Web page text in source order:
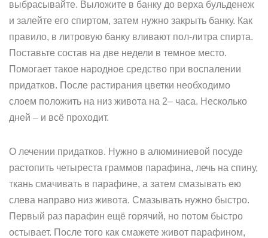
выбрасывайте. Выложите в банку до верха бульденеж
и залейте его спиртом, затем нужно закрыть банку. Как
правило, в литровую банку вливают пол-литра спирта.
Поставьте состав на две недели в темное место.
Помогает такое народное средство при воспалении
придатков. После растирания цветки необходимо
слоем положить на низ живота на 2– часа. Несколько
дней – и всё проходит.
О лечении придатков. Нужно в алюминиевой посуде
растопить четыреста граммов парафина, лечь на спину,
ткань смачивать в парафине, а затем смазывать ею
слева направо низ живота. Смазывать нужно быстро.
Первый раз парафин ещё горячий, но потом быстро
остывает. После того как смажете живот парафином,